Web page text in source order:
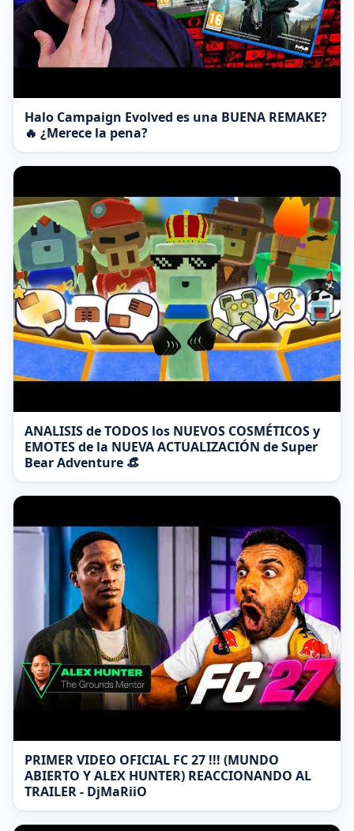
Halo Campaign Evolved es una BUENA REMAKE?
🔥 ¿Merece la pena?
ANALISIS de TODOS los NUEVOS COSMÉTICOS y
EMOTES de la NUEVA ACTUALIZACIÓN de Super
Bear Adventure 👒
PRIMER VIDEO OFICIAL FC 27 !!! (MUNDO
ABIERTO Y ALEX HUNTER) REACCIONANDO AL
TRAILER - DjMaRiiO